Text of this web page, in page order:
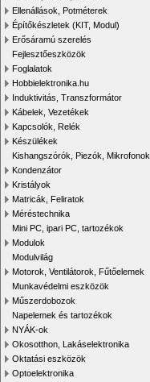
Ellenállások, Potméterek
Építőkészletek (KIT, Modul)
Erősáramú szerelés
Fejlesztőeszközök
Foglalatok
Hobbielektronika.hu
Induktivitás, Transzformátor
Kábelek, Vezetékek
Kapcsolók, Relék
Készülékek
Kishangszórók, Piezók, Mikrofonok
Kondenzátor
Kristályok
Matricák, Feliratok
Méréstechnika
Mini PC, ipari PC, tartozékok
Modulok
Modulvilág
Motorok, Ventilátorok, Fűtőelemek
Munkavédelmi eszközök
Műszerdobozok
Napelemek és tartozékok
NYÁK-ok
Okosotthon, Lakáselektronika
Oktatási eszközök
Optoelektronika